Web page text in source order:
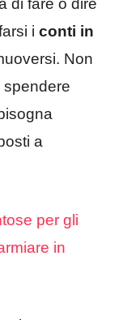
di fare o dire
i conti in
Non
spendere
a
per gli
in